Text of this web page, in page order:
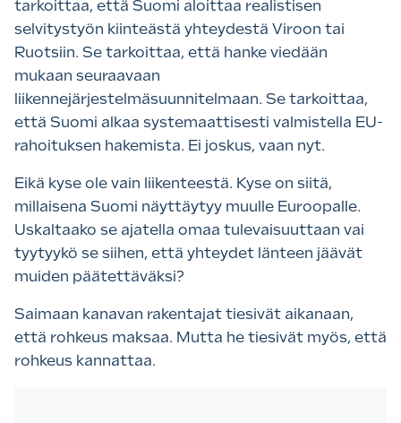
tarkoittaa, että Suomi aloittaa realistisen
selvitystyön kiinteästä yhteydestä Viroon tai
Ruotsiin. Se tarkoittaa, että hanke viedään
mukaan seuraavaan
liikennejärjestelmäsuunnitelmaan. Se tarkoittaa,
että Suomi alkaa systemaattisesti valmistella EU-
rahoituksen hakemista. Ei joskus, vaan nyt.
Eikä kyse ole vain liikenteestä. Kyse on siitä,
millaisena Suomi näyttäytyy muulle Euroopalle.
Uskaltaako se ajatella omaa tulevaisuuttaan vai
tyytyykö se siihen, että yhteydet länteen jäävät
muiden päätettäväksi?
Saimaan kanavan rakentajat tiesivät aikanaan,
että rohkeus maksaa. Mutta he tiesivät myös, että
rohkeus kannattaa.